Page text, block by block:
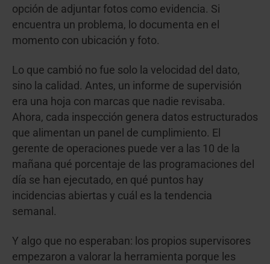
opción de adjuntar fotos como evidencia. Si
encuentra un problema, lo documenta en el
momento con ubicación y foto.
Lo que cambió no fue solo la velocidad del dato,
sino la calidad. Antes, un informe de supervisión
era una hoja con marcas que nadie revisaba.
Ahora, cada inspección genera datos estructurados
que alimentan un panel de cumplimiento. El
gerente de operaciones puede ver a las 10 de la
mañana qué porcentaje de las programaciones del
día se han ejecutado, en qué puntos hay
incidencias abiertas y cuál es la tendencia
semanal.
Y algo que no esperaban: los propios supervisores
empezaron a valorar la herramienta porque les